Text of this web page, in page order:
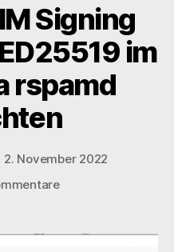
Signing
im
rspamd
2. November 2022
zu
Signing